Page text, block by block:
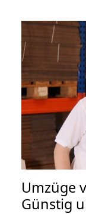
Umzüge
Günstig